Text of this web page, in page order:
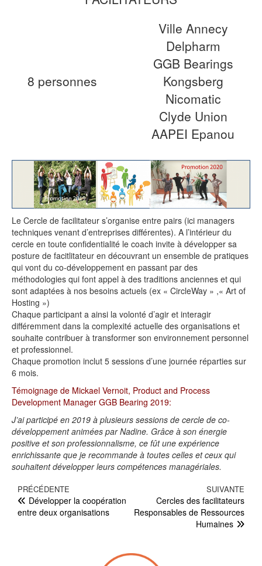
8 personnes
Ville Annecy
Delpharm
GGB Bearings
Kongsberg
Nicomatic
Clyde Union
AAPEI Epanou
Le Cercle de facilitateur s’organise entre pairs (ici managers
techniques venant d’entreprises différentes). A l’intérieur du
cercle en toute confidentialité le coach invite à développer sa
posture de facitlitateur en découvrant un ensemble de pratiques
qui vont du co-développement en passant par des
méthodologies qui font appel à des traditions anciennes et qui
sont adaptées à nos besoins actuels (ex « CircleWay » ,« Art of
Hosting »)
Chaque participant a ainsi la volonté d’agir et interagir
différemment dans la complexité actuelle des organisations et
souhaite contribuer à transformer son environnement personnel
et professionnel.
Chaque promotion inclut 5 sessions d’une journée réparties sur
6 mois.
Témoignage de Mickael Vernoit, Product and Process
Development Manager GGB Bearing 2019:
J’ai participé en 2019 à plusieurs sessions de cercle de co-
développement animées par Nadine. Grâce à son énergie
positive et son professionnalisme, ce fût une expérience
enrichissante que je recommande à toutes celles et ceux qui
souhaitent développer leurs compétences managériales.
Navigation de l’article
Article précédent
PRÉCÉDENTE
Développer la coopération
entre deux organisations
SUIVANTE
Cercles des facilitateurs
Responsables de Ressources
Humaines